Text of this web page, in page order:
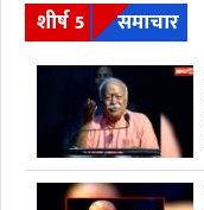
शीर्ष 5 समाचार